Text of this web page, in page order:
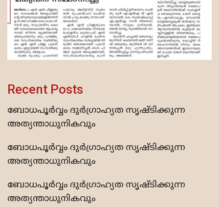
Recent Posts
ബോധപൂര്‍വ്വം ദുര്‍ഗ്രാഹ്യത സൃഷ്ടിക്കുന്ന
അത്യന്താധുനികവും
ബോധപൂര്‍വ്വം ദുര്‍ഗ്രാഹ്യത സൃഷ്ടിക്കുന്ന
അത്യന്താധുനികവും
ബോധപൂര്‍വ്വം ദുര്‍ഗ്രാഹ്യത സൃഷ്ടിക്കുന്ന
അത്യന്താധുനികവും